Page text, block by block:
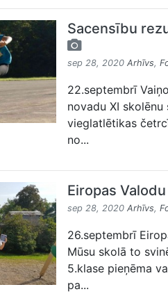
Sacensību
sep 28, 2020Arhīvs,
22.septembrī
novadu XI
vieglatlētikas
no...
Eiropas
sep 28, 2020Arhīvs,
26.septembrī
Mūsu skolā to
5.klase pieņēma
pa...